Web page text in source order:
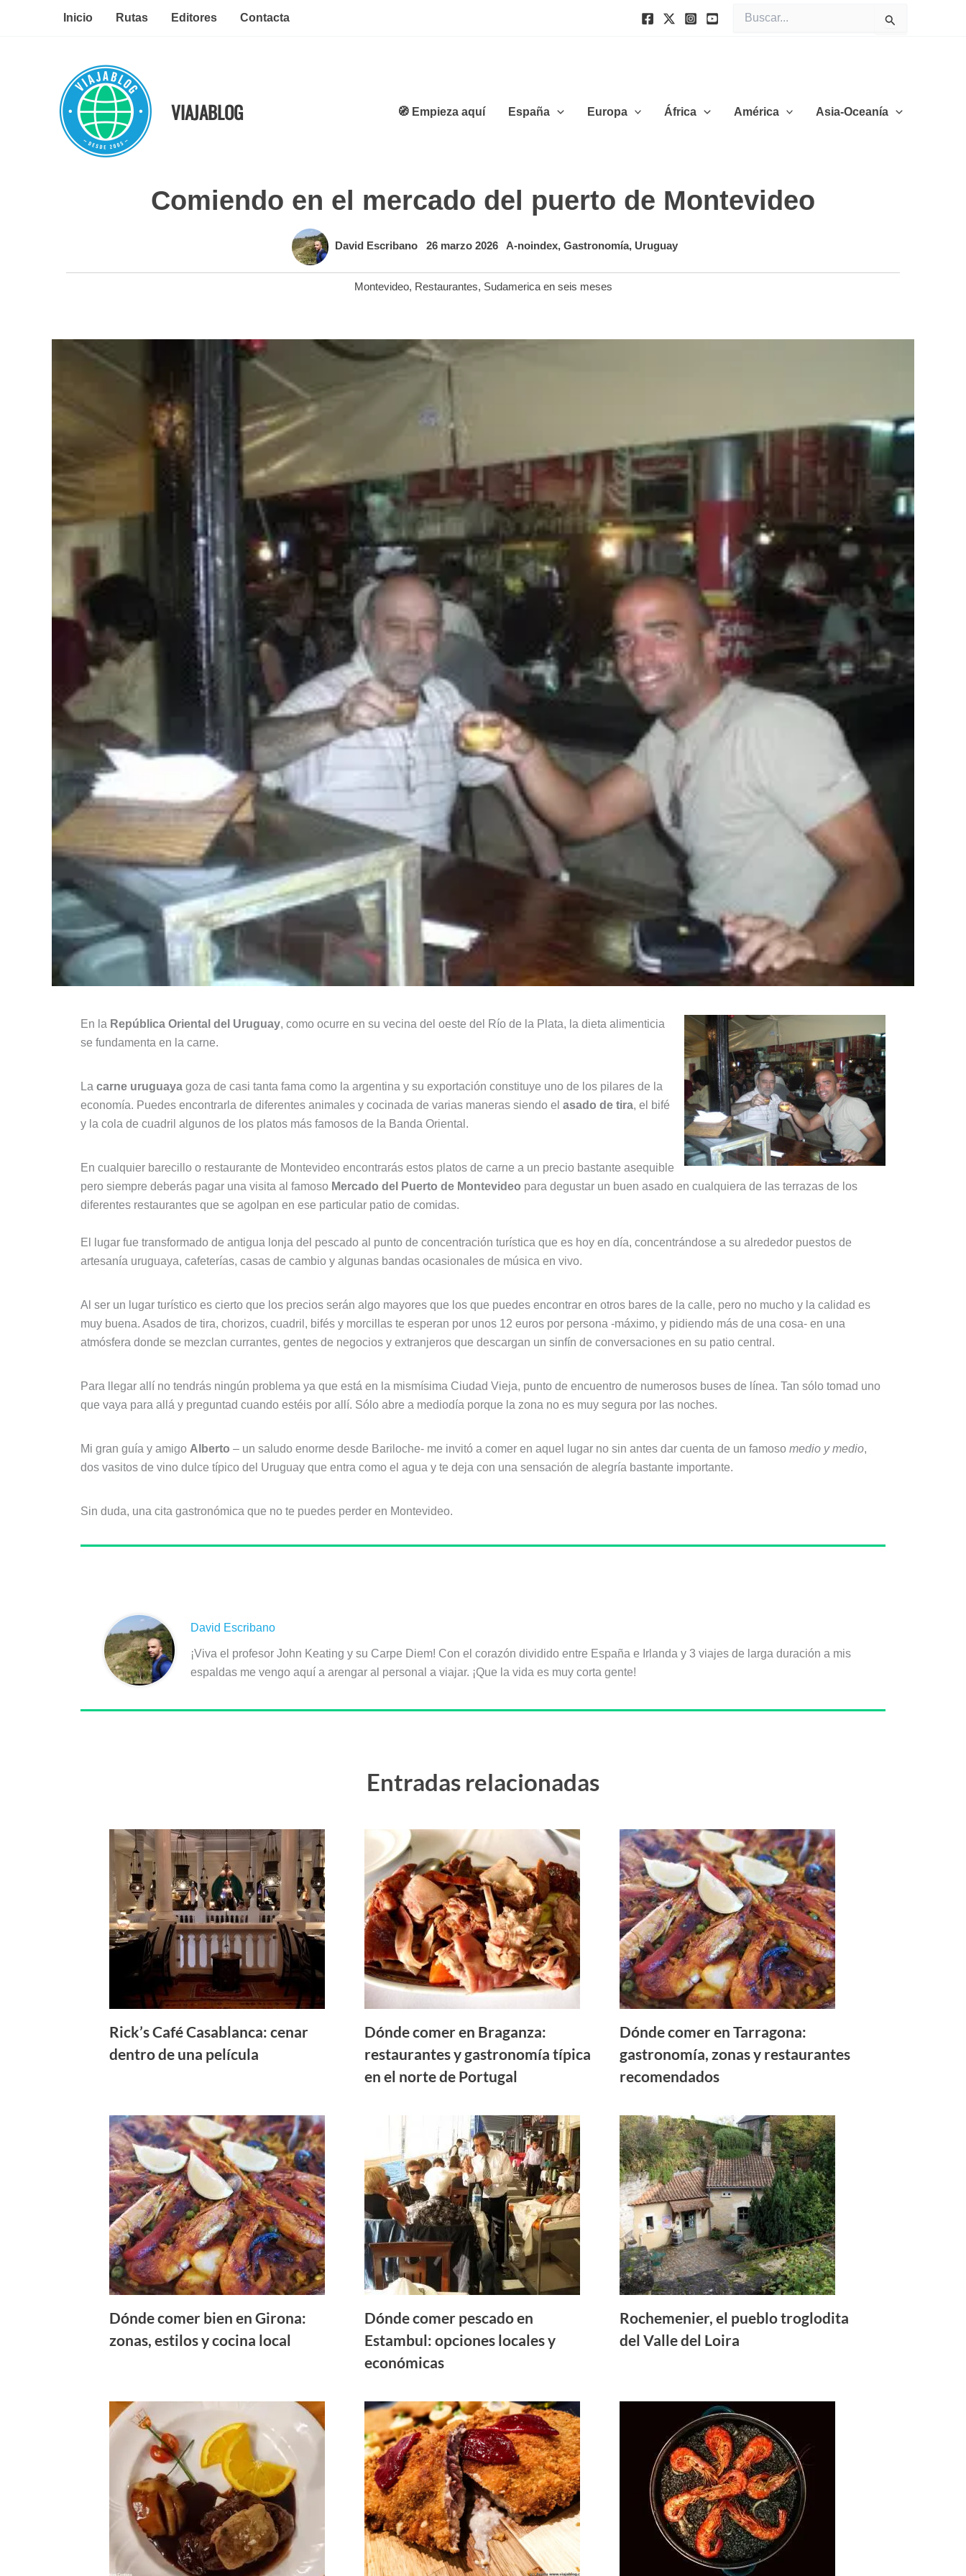
Inicio Rutas Editores Contacta
por:
VIAJABLOG 🧭 Empieza aquí España Europa África América Asia-Oceanía
Comiendo en el mercado del puerto de Montevideo
David Escribano 26 marzo 2026 A-noindex, Gastronomía, Uruguay
Montevideo, Restaurantes, Sudamerica en seis meses
En la República Oriental del Uruguay, como ocurre en su vecina del oeste del Río de la Plata, la dieta alimenticia
se fundamenta en la carne.
La carne uruguaya goza de casi tanta fama como la argentina y su exportación constituye uno de los pilares de la
economía. Puedes encontrarla de diferentes animales y cocinada de varias maneras siendo el asado de tira, el bifé
y la cola de cuadril algunos de los platos más famosos de la Banda Oriental.
En cualquier barecillo o restaurante de Montevideo encontrarás estos platos de carne a un precio bastante asequible
pero siempre deberás pagar una visita al famoso Mercado del Puerto de Montevideo para degustar un buen asado en cualquiera de las terrazas de los
diferentes restaurantes que se agolpan en ese particular patio de comidas.
El lugar fue transformado de antigua lonja del pescado al punto de concentración turística que es hoy en día, concentrándose a su alrededor puestos de
artesanía uruguaya, cafeterías, casas de cambio y algunas bandas ocasionales de música en vivo.
Al ser un lugar turístico es cierto que los precios serán algo mayores que los que puedes encontrar en otros bares de la calle, pero no mucho y la calidad es
muy buena. Asados de tira, chorizos, cuadril, bifés y morcillas te esperan por unos 12 euros por persona -máximo, y pidiendo más de una cosa- en una
atmósfera donde se mezclan currantes, gentes de negocios y extranjeros que descargan un sinfín de conversaciones en su patio central.
Para llegar allí no tendrás ningún problema ya que está en la mismísima Ciudad Vieja, punto de encuentro de numerosos buses de línea. Tan sólo tomad uno
que vaya para allá y preguntad cuando estéis por allí. Sólo abre a mediodía porque la zona no es muy segura por las noches.
Mi gran guía y amigo Alberto – un saludo enorme desde Bariloche- me invitó a comer en aquel lugar no sin antes dar cuenta de un famoso medio y medio,
dos vasitos de vino dulce típico del Uruguay que entra como el agua y te deja con una sensación de alegría bastante importante.
Sin duda, una cita gastronómica que no te puedes perder en Montevideo.
David Escribano
¡Viva el profesor John Keating y su Carpe Diem! Con el corazón dividido entre España e Irlanda y 3 viajes de larga duración a mis
espaldas me vengo aquí a arengar al personal a viajar. ¡Que la vida es muy corta gente!
Entradas relacionadas
Rick’s Café Casablanca: cenar
dentro de una película
Dónde comer en Braganza:
restaurantes y gastronomía típica
en el norte de Portugal
Dónde comer en Tarragona:
gastronomía, zonas y restaurantes
recomendados
Dónde comer bien en Girona:
zonas, estilos y cocina local
Dónde comer pescado en
Estambul: opciones locales y
económicas
Rochemenier, el pueblo troglodita
del Valle del Loira